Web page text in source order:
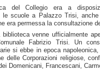
del Collegio era a
le scuole a Palazzo Trisi,
era permessa la consultazione
biblioteca venne ufficialmente
Fabrizio Trisi. Un
si ebbe in epoca
delle Corporazioni religiose,
Domenicani, Francescani,